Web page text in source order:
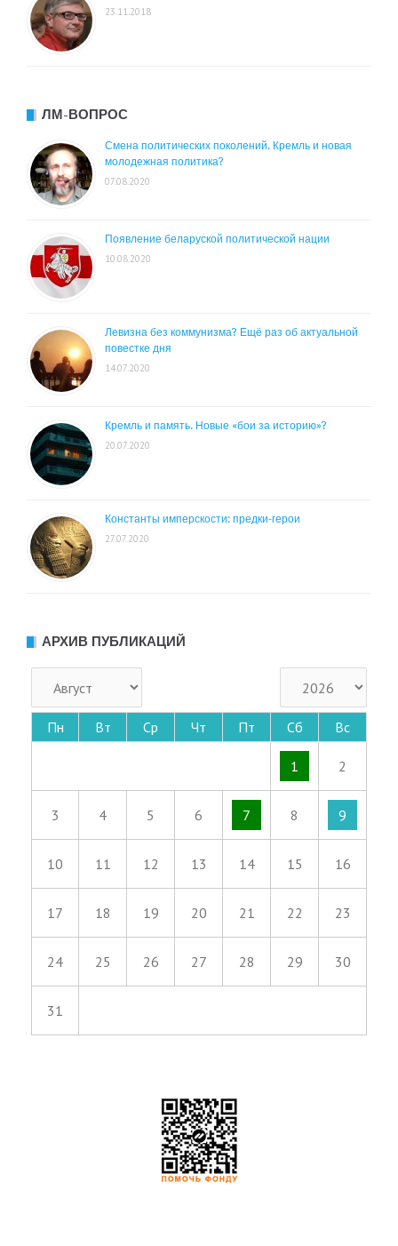
23.11.2018
ЛМ-ВОПРОС
Смена политических поколений. Кремль и новая
молодежная политика?
07.08.2020
Появление беларуской политической нации
10.08.2020
Левизна без коммунизма? Ещё раз об актуальной
повестке дня
14.07.2020
Кремль и память. Новые «бои за историю»?
20.07.2020
Константы имперскости: предки-герои
27.07.2020
АРХИВ ПУБЛИКАЦИЙ
Пн Вт Ср Чт Пт Сб Вс
1 2
3 4 5 6 7 8 9
10 11 12 13 14 15 16
17 18 19 20 21 22 23
24 25 26 27 28 29 30
31